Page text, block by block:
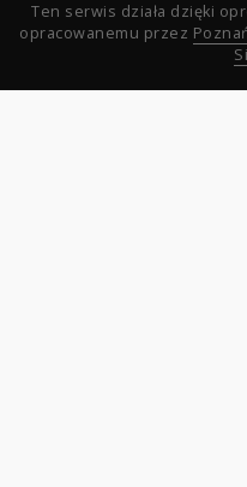
Ten serwis działa dzięki
opracowanemu przez